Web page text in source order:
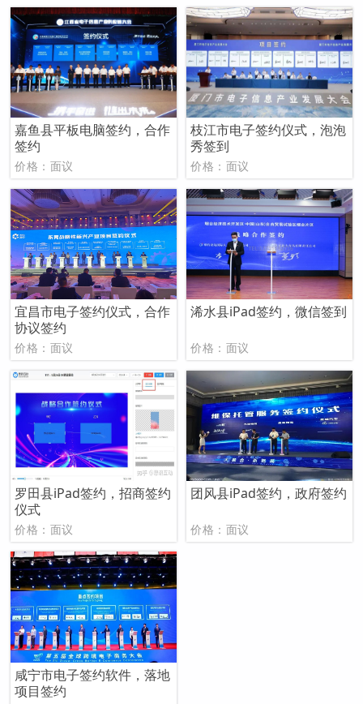
嘉鱼县平板电脑签约，合作
签约
价格：面议
枝江市电子签约仪式，泡泡
秀签到
价格：面议
宜昌市电子签约仪式，合作
协议签约
价格：面议
浠水县iPad签约，微信签到
价格：面议
罗田县iPad签约，招商签约
仪式
价格：面议
团风县iPad签约，政府签约
价格：面议
咸宁市电子签约软件，落地
项目签约